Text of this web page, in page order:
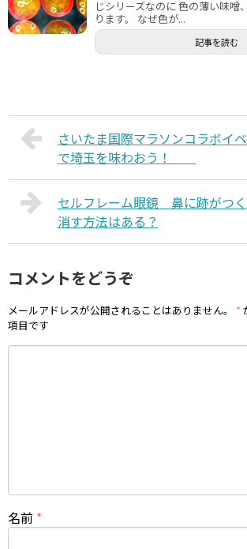
じシリーズなのに 色の薄い味噌
ります。 なぜ色が...
記事を読む
さいたま国際マラソンコラボイ
で埼玉を味わおう！
セルフレーム眼鏡 鼻に跡がつ
消す方法はある？
コメントをどうぞ
メールアドレスが公開されることはありません。 *
項目です
名前 *